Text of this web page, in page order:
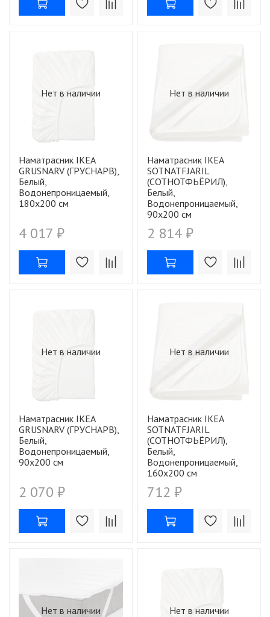
Нет в наличии
Наматрасник IKEA
GRUSNARV (ГРУСНАРВ),
Белый,
Водонепроницаемый,
180х200 см
4 017 ₽
Нет в наличии
Наматрасник IKEA
SOTNATFJARIL
(СОТНОТФЬЁРИЛ),
Белый,
Водонепроницаемый,
90х200 см
2 814 ₽
Нет в наличии
Наматрасник IKEA
GRUSNARV (ГРУСНАРВ),
Белый,
Водонепроницаемый,
90х200 см
2 070 ₽
Нет в наличии
Наматрасник IKEA
SOTNATFJARIL
(СОТНОТФЬЁРИЛ),
Белый,
Водонепроницаемый,
160х200 см
712 ₽
Нет в наличии Нет в наличии